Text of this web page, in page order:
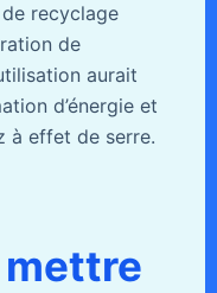
recyclage
de
aurait
d’énergie et
à effet de serre.
mettre